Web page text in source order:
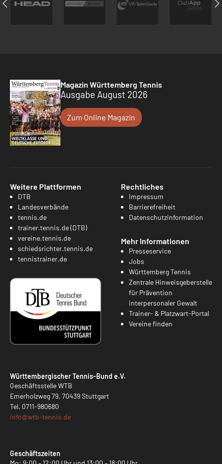
Magazin Württemberg Tennis
Ausgabe August 2026
Zum Online Magazin
Weitere Plattformen
DTB
Landesverbände
tennis.de
trainer.tennis.de (DTB)
vereine.tennis.de
schiedsrichter.tennis.de
tennistrainer.de
Rechtliches
Impressum
Barrierefreiheit
Datenschutzinformation
Mehr Informationen
Presseservice
Jobs
Württemberg Tennis
Zentrale Hinweisgeberstelle
für Prävention
interpersonaler Gewalt
Trainer- & Platzwart-Portal
Vereine finden
Württembergischer Tennis-Bund e.V.
Geschäftsstelle WTB
Emerholzweg 79, 70439 Stuttgart
Tel. 0711-980680
info@wtb-tennis.de
Geschäftszeiten